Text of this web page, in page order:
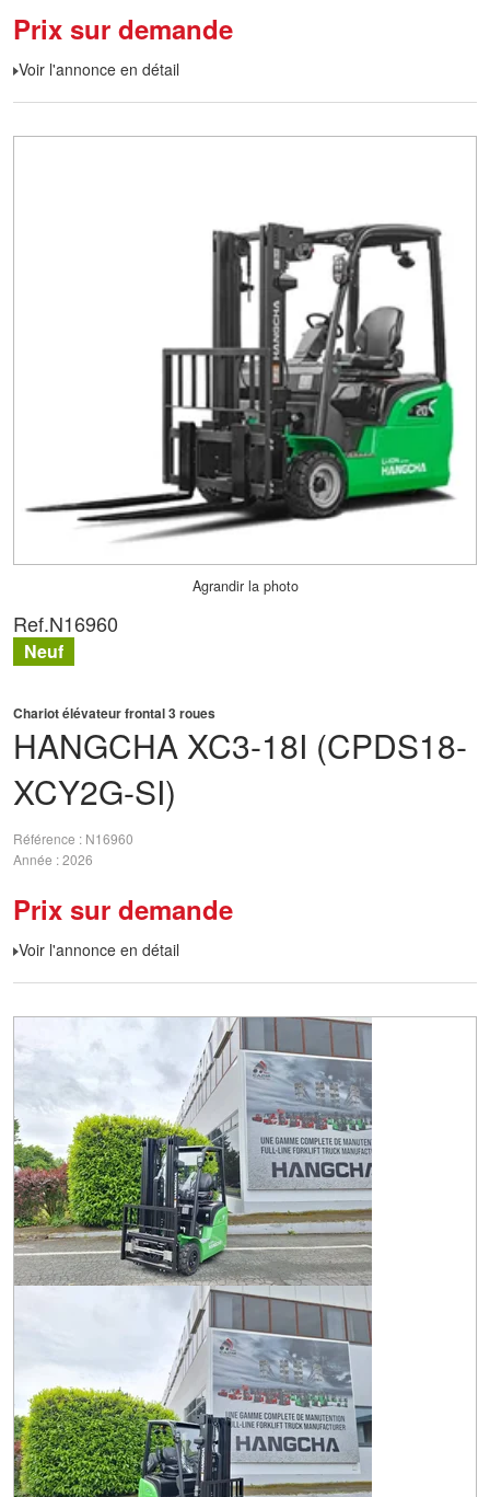
Prix sur demande
Voir l'annonce en détail
Agrandir la photo
HANGCHA XC3-18I (CPDS18-
XCY2G-SI)
Chariot élévateur frontal 3 roues
Référence
N16960
Année 2026
Prix sur demande
Voir l'annonce en détail
Ref.N16960
Neuf